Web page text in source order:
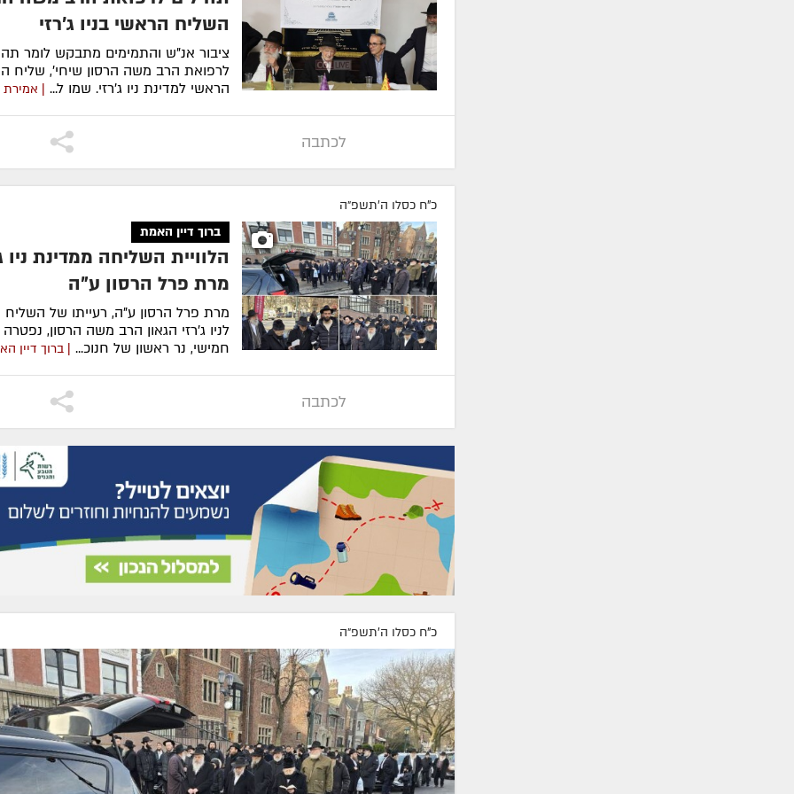
השליח הראשי בניו ג'רזי
ציבור אנ"ש והתמימים מתבקש לומר
לרפואת הרב משה הרסון שיחי', שליח
הראשי למדינת ניו ג'רזי. שמו ל...
|
לכתבה
כ"ח כסלו ה׳תשפ״ה
ברוך דיין האמת
הלוויית השליחה ממדינת ניו
מרת פרל הרסון ע"ה
מרת פרל הרסון ע"ה, רעייתו של
לניו ג'רזי הגאון הרב משה הרסון, נפטרה
חמישי, נר ראשון של חנוכ...
| ברוך דיין
לכתבה
כ"ח כסלו ה׳תשפ״ה